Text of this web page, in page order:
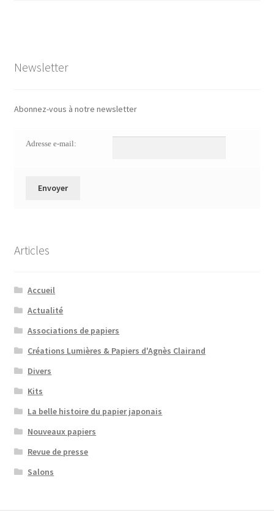
Newsletter
Abonnez-vous à notre newsletter
Adresse e-mail:
Articles
Accueil
Actualité
Associations de papiers
Créations Lumières & Papiers d'Agnès Clairand
Divers
Kits
La belle histoire du papier japonais
Nouveaux papiers
Revue de presse
Salons